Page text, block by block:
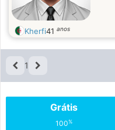
Kherfi41 anos
1
Grátis
100%